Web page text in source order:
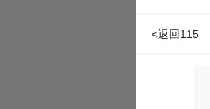
<返回115